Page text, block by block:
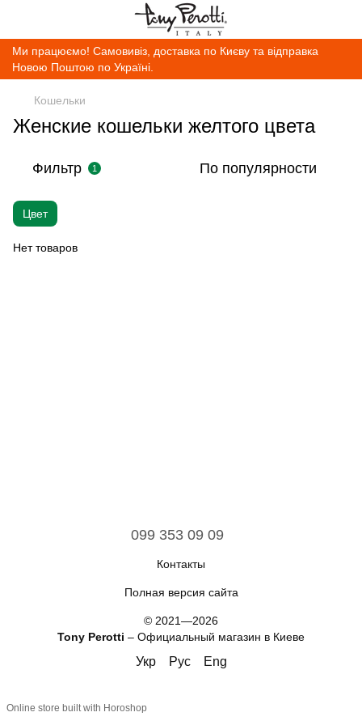
Ми працюємо! Самовивіз, доставка по Києву та відправка
Новою Поштою по Україні.
Кошельки
Женские кошельки желтого цвета
Фильтр 1 По популярности
Цвет
Нет товаров
099 353 09 09
Контакты
Полная версия сайта
© 2021—2026
Tony Perotti – Официальный магазин в Киеве
Укр Рус Eng
Online store built with Horoshop